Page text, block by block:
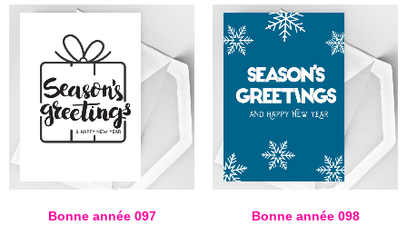
Bonne année 097 Bonne année 098